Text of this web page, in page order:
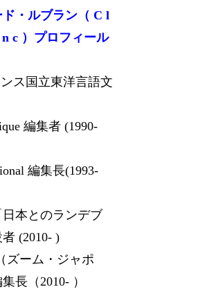
・ルブラン（ C l
c ）プロフィール
ス国立東洋言語文
編集者 (1990-
編集長(1993-
本とのランデブ
(2010- )
ズーム・ジャポ
長（2010- ）